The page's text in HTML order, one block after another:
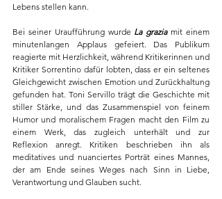
Lebens stellen kann.
Bei seiner Uraufführung wurde La grazia mit einem
minutenlangen Applaus gefeiert. Das Publikum
reagierte mit Herzlichkeit, während Kritikerinnen und
Kritiker Sorrentino dafür lobten, dass er ein seltenes
Gleichgewicht zwischen Emotion und Zurückhaltung
gefunden hat. Toni Servillo trägt die Geschichte mit
stiller Stärke, und das Zusammenspiel von feinem
Humor und moralischem Fragen macht den Film zu
einem Werk, das zugleich unterhält und zur
Reflexion anregt. Kritiken beschrieben ihn als
meditatives und nuanciertes Porträt eines Mannes,
der am Ende seines Weges nach Sinn in Liebe,
Verantwortung und Glauben sucht.